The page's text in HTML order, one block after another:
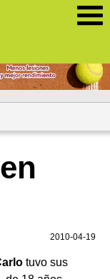
2010-04-19
tuvo sus